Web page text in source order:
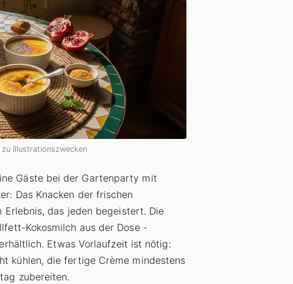
Illustrationszwecken
Gäste bei der Gartenparty mit
Das Knacken der frischen
das jeden begeistert. Die
Kokosmilch aus der Dose -
Etwas Vorlaufzeit ist nötig:
kühlen, die fertige Crème mindestens
zubereiten.